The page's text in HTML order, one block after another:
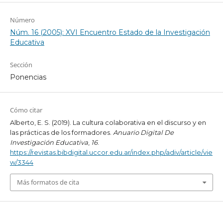
Número
Núm. 16 (2005): XVI Encuentro Estado de la Investigación
Educativa
Sección
Ponencias
Cómo citar
Alberto, E. S. (2019). La cultura colaborativa en el discurso y en
las prácticas de los formadores. Anuario Digital De
Investigación Educativa, 16.
https://revistas.bibdigital.uccor.edu.ar/index.php/adiv/article/vie
w/3344
Más formatos de cita